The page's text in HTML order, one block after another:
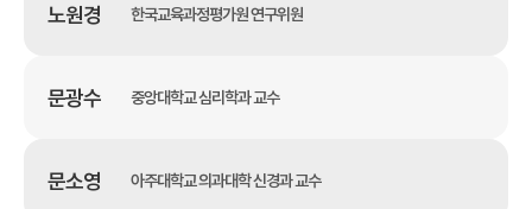
노원경 한국교육과정평가원 연구위원
문광수 중앙대학교 심리학과 교수
문소영 아주대학교 의과대학 신경과 교수